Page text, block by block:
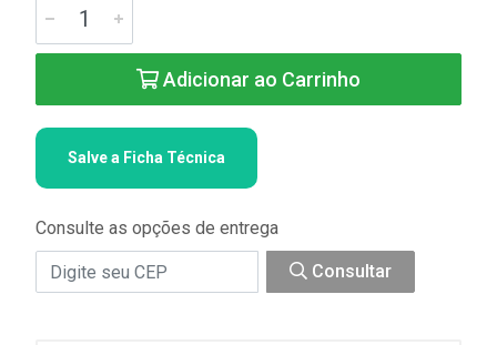
Adicionar ao Carrinho
Salve a Ficha Técnica
Consulte as opções de entrega
Consultar